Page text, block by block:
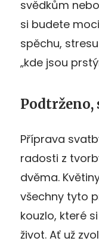
svědkům
si budete
spěchu,
„kde jsou
Podtrženo,
Příprava
radosti z
dvěma.
všechny tyto
kouzlo, které
život. Ať už